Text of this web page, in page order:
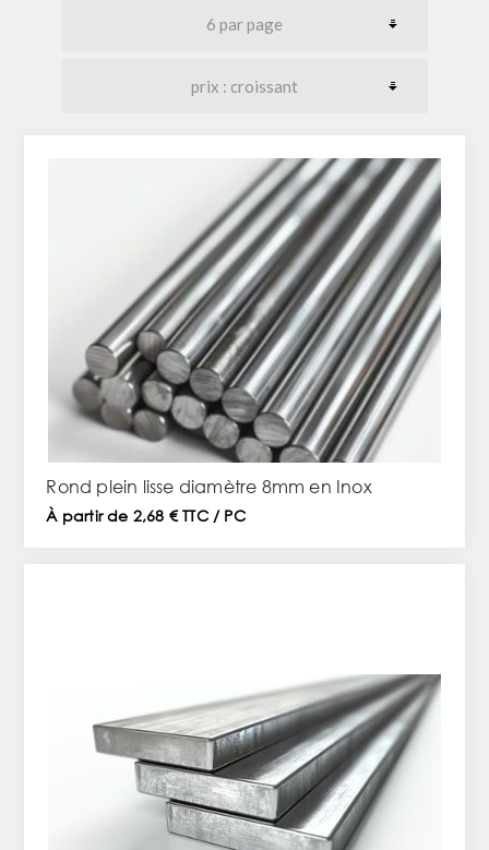
Rond plein lisse diamètre 8mm en Inox
À partir de 2,68 € TTC / PC